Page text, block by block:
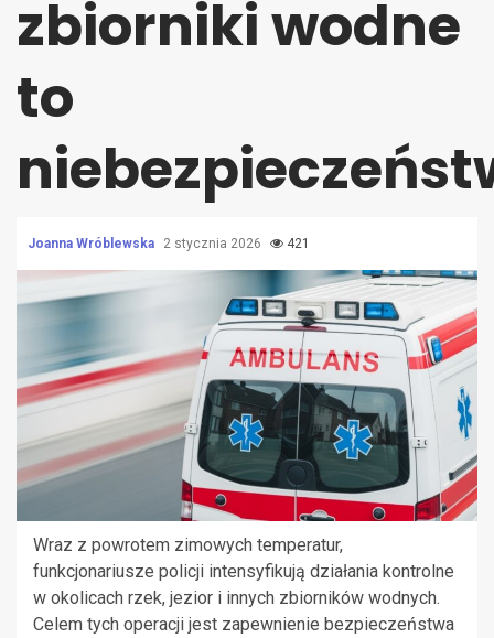
zbiorniki wodne
to
Joanna Wróblewska 2 stycznia 2026 421
Wraz z powrotem zimowych temperatur,
funkcjonariusze policji intensyfikują działania kontrolne
w okolicach rzek, jezior i innych zbiorników wodnych.
Celem tych operacji jest zapewnienie bezpieczeństwa